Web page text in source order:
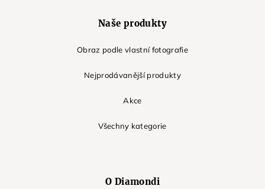
Naše produkty
Obraz podle vlastní fotografie
Nejprodávanější produkty
Akce
Všechny kategorie
O Diamondi